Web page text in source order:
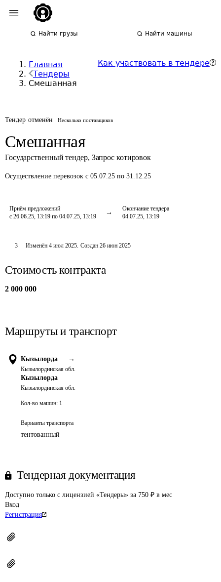
Найти грузы Найти машины
Главная
Тендеры
Смешанная
Как участвовать в тендере
Тендер отменён Несколько поставщиков
Смешанная
Государственный тендер, Запрос котировок
Осуществление перевозок с 05.07.25 по 31.12.25
Приём предложений
с 26.06.25, 13:19 по 04.07.25, 13:19
Окончание тендера
04.07.25, 13:19
3 Изменён 4 июл 2025. Создан 26 июн 2025
Стоимость контракта
2 000 000
Маршруты и транспорт
Кызылорда →
Кызылординская обл.
Кызылорда
Кызылординская обл.
Кол-во машин: 1
Варианты транспорта
тентованный
Тендерная документация
Доступно только с лицензией «Тендеры» за 750 ₽ в мес
Вход
Регистрация